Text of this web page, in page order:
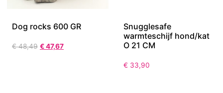
Dog rocks 600 GR
€48,49 €47,67
Snugglesafe
warmteschijf hond/kat
O 21 CM
€ 33,90